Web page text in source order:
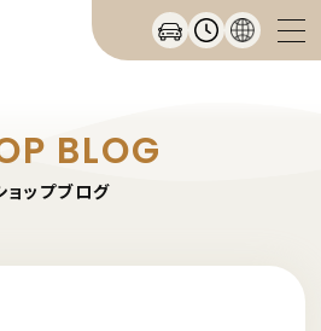
BLOG
ョップブログ